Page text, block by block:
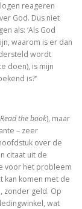
Testament
is Right
vakken.
van het
reageren
God. Dus niet
als: ‘Als God
waarom is er dan
wordt
doen), is mijn
is?’
Read the book), maar
– zeer
over de
citaat uit de
voor het probleem
kan komen met de
zonder geld. Op
wat